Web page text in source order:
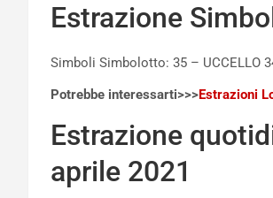
Estrazione
Simboli Simbolotto: 35 – UCCELLO
Potrebbe interessarti>>>Estrazioni
Estrazione
aprile 2021